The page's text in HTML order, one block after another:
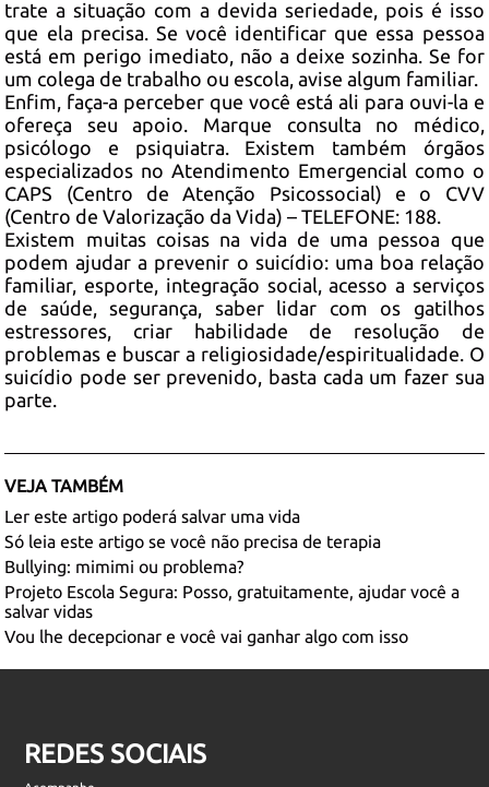
trate a situação com a devida seriedade, pois é isso
que ela precisa. Se você identificar que essa pessoa
está em perigo imediato, não a deixe sozinha. Se for
um colega de trabalho ou escola, avise algum familiar.
Enfim, faça-a perceber que você está ali para ouvi-la e
ofereça seu apoio. Marque consulta no médico,
psicólogo e psiquiatra. Existem também órgãos
especializados no Atendimento Emergencial como o
CAPS (Centro de Atenção Psicossocial) e o CVV
(Centro de Valorização da Vida) – TELEFONE: 188.
Existem muitas coisas na vida de uma pessoa que
podem ajudar a prevenir o suicídio: uma boa relação
familiar, esporte, integração social, acesso a serviços
de saúde, segurança, saber lidar com os gatilhos
estressores, criar habilidade de resolução de
problemas e buscar a religiosidade/espiritualidade. O
suicídio pode ser prevenido, basta cada um fazer sua
parte.
VEJA TAMBÉM
Ler este artigo poderá salvar uma vida
Só leia este artigo se você não precisa de terapia
Bullying: mimimi ou problema?
Projeto Escola Segura: Posso, gratuitamente, ajudar você a
salvar vidas
Vou lhe decepcionar e você vai ganhar algo com isso
REDES SOCIAIS